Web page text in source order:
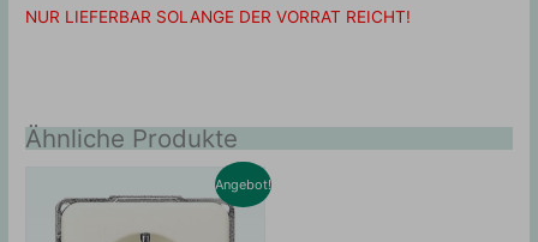
NUR LIEFERBAR SOLANGE DER VORRAT REICHT!
Ähnliche Produkte
Angebot!